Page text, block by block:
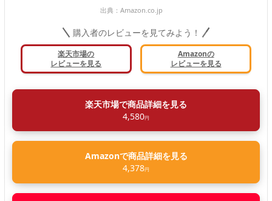
出典： Amazon.co.jp
購入者のレビューを見てみよう！
楽天市場の
レビューを見る
Amazonの
レビューを見る
楽天市場で商品詳細を見る
4,580円
Amazonで商品詳細を見る
4,378円